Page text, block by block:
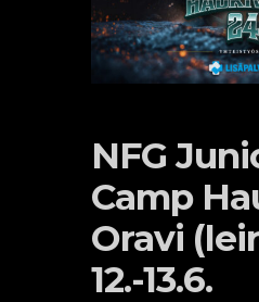
NFG
Camp
Oravi
12.-13.6.